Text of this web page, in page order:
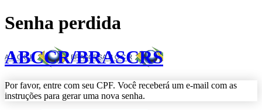
Senha perdida
ABCCR/BRASCRS
Por favor, entre com seu CPF. Você receberá um e-mail com as
instruções para gerar uma nova senha.